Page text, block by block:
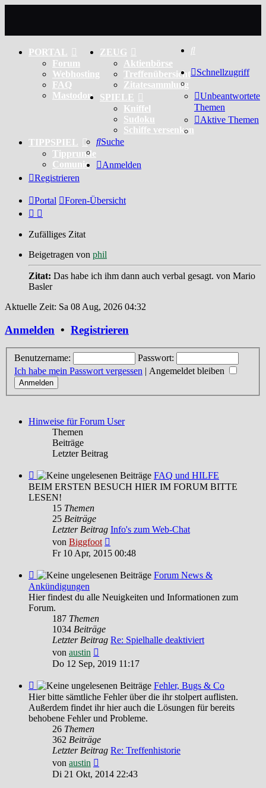
PORTAL
Forum
Webhosting
FAQ
Mastodon
ZEUG
Aktienbörse
Treffenübersicht
Zitatesammlung
SPIELE
Kniffel
Sudoku
Schiffe versenken
TIPPSPIEL
Tipprunde
Comunio
Schnellzugriff
Unbeantwortete
Themen
Aktive Themen
Suche
Anmelden
Registrieren
Portal Foren-Übersicht
Zufälliges Zitat
Beigetragen von phil
Zitat: Das habe ich ihm dann auch verbal gesagt. von Mario
Basler
Aktuelle Zeit: Sa 08 Aug, 2026 04:32
Anmelden • Registrieren
Benutzername:
Passwort:
Ich habe mein Passwort vergessen | Angemeldet bleiben
Hinweise für Forum User
Themen
Beiträge
Letzter Beitrag
Feed
-
FAQ
HILFE
FAQ und HILFE
BEIM ERSTEN BESUCH HIER IM FORUM BITTE
LESEN!
15 Themen
25 Beiträge
Letzter Beitrag Info's zum Web-Chat
von Biggfoot
Beitrag
Fr 10 Apr, 2015 00:48
Feed
-
Forum
News
Ankündigungen
Forum News &
Ankündigungen
Hier findest du alle Neuigkeiten und Informationen zum
Forum.
187 Themen
1034 Beiträge
Letzter Beitrag Re: Spielhalle deaktiviert
von austin
Beitrag
Do 12 Sep, 2019 11:17
Feed
-
Fehler,
Bugs
Fehler, Bugs & Co
Hier bitte sämtliche Fehler über die ihr stolpert auflisten.
Außerdem findet ihr hier auch die Lösungen für bereits
behobene Fehler und Probleme.
26 Themen
362 Beiträge
Letzter Beitrag Re: Treffenhistorie
von austin
Beitrag
Di 21 Okt, 2014 22:43